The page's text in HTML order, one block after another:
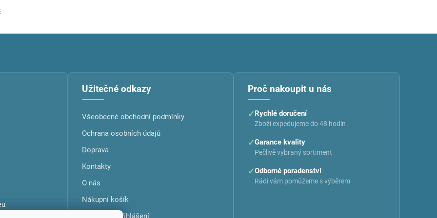
Užitečné odkazy
Všeobecné obchodní podmínky
Ochrana osobních údajů
Doprava
Kontakty
O nás
Nákupní košík
Můj účet / Přihlášení
Proč nakoupit u nás
✓Rychlé doručení
Zboží expedujeme do 48 hodin
✓Garance kvality
Pečlivě vybraný sortiment
✓Odborné poradenství
Rádi vám pomůžeme s výběrem